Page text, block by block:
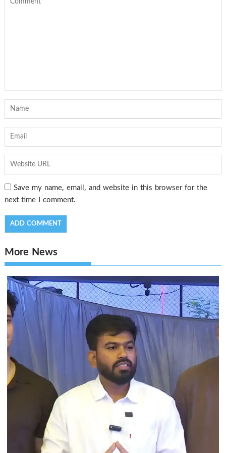
Save my name, email, and website in this browser for the
next time I comment.
More News